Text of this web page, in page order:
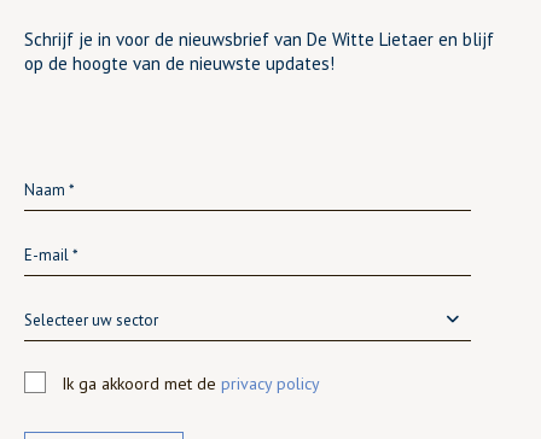
Schrijf je in voor de nieuwsbrief van De Witte Lietaer en blijf
op de hoogte van de nieuwste updates!
Selecteer uw sector
Ik ga akkoord met de privacy policy